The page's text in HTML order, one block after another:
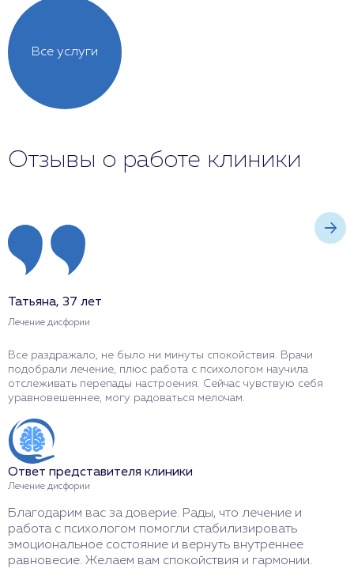
Все услуги
Отзывы о работе клиники
Татьяна, 37 лет
Лечение дисфории
Все раздражало, не было ни минуты спокойствия. Врачи
подобрали лечение, плюс работа с психологом научила
отслеживать перепады настроения. Сейчас чувствую себя
уравновешеннее, могу радоваться мелочам.
Ответ представителя клиники
Лечение дисфории
Благодарим вас за доверие. Рады, что лечение и
работа с психологом помогли стабилизировать
эмоциональное состояние и вернуть внутреннее
равновесие. Желаем вам спокойствия и гармонии.